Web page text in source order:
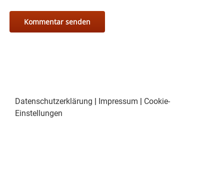
Datenschutzerklärung | Impressum | Cookie-
Einstellungen